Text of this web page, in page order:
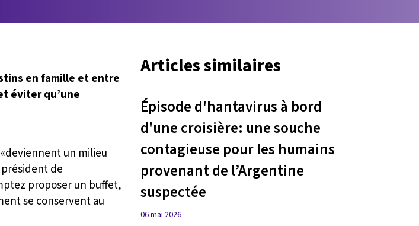
en famille et entre
éviter qu’une
un milieu
de
proposer un buffet,
se conservent au
Articles similaires
Épisode d'hantavirus à bord
d'une croisière: une souche
contagieuse pour les humains
provenant de l’Argentine
suspectée
06 mai 2026